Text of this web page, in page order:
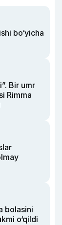
bo‘yicha
Bir umr
Rimma
bolasini
o‘qildi